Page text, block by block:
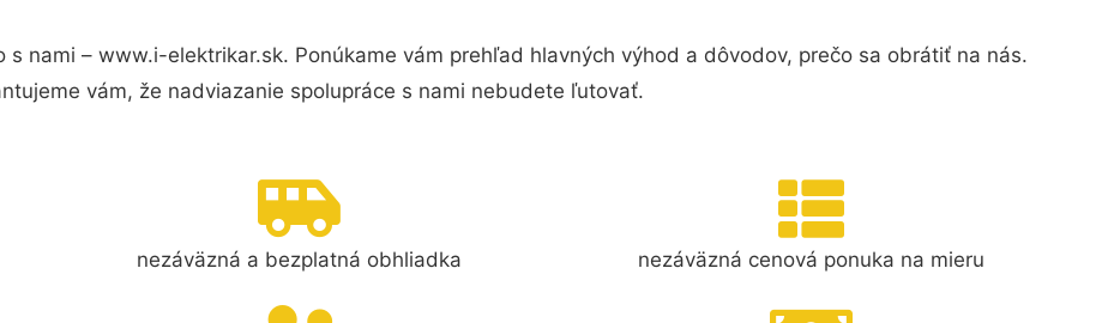
s nami – www.i-elektrikar.sk. Ponúkame vám prehľad hlavných výhod a dôvodov, prečo sa obrátiť na nás.
vám, že nadviazanie spolupráce s nami nebudete ľutovať.
nezáväzná a bezplatná obhliadka nezáväzná cenová ponuka na mieru